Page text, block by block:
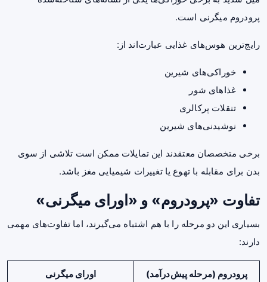
پرودروم میگرنی است.
رایج‌ترین هوس‌های غذایی عبارت‌اند از:
خوراکی‌های شیرین
غذاهای شور
تنقلات پرکالری
نوشیدنی‌های شیرین
برخی متخصصان معتقدند این تمایلات ممکن است تلاشی از سوی
بدن برای مقابله با تهوع یا تغییرات شیمیایی مغز باشد.
تفاوت «پرودروم» و «اورای میگرنی»
بسیاری این دو مرحله را با هم اشتباه می‌گیرند، اما تفاوت‌های مهمی
دارند:
پرودروم (مرحله پیش‌درآمد) اورای میگرنی